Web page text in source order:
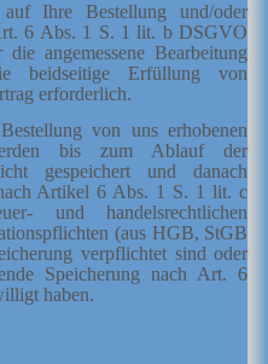
Ihre Bestellung und/oder
6 Abs. 1 S. 1 lit. b DSGVO
angemessene Bearbeitung
beidseitige Erfüllung von
erforderlich.
von uns erhobenen
bis zum Ablauf der
gespeichert und danach
Artikel 6 Abs. 1 S. 1 lit. c
und handelsrechtlichen
(aus HGB, StGB
verpflichtet sind oder
Speicherung nach Art. 6
haben.